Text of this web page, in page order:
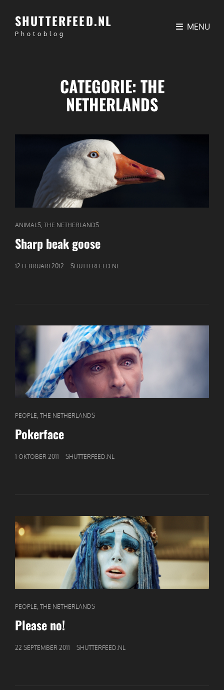
SHUTTERFEED.NL
Photoblog
MENU
CATEGORIE: THE
NETHERLANDS
CAT
LINKS
ANIMALS THE NETHERLANDS
Sharp beak goose
GEPUBLICEERD
12 FEBRUARI 2012 SHUTTERFEED.NL
CAT
LINKS
PEOPLE THE NETHERLANDS
Pokerface
GEPUBLICEERD
1 OKTOBER 2011 SHUTTERFEED.NL
CAT
LINKS
PEOPLE THE NETHERLANDS
Please no!
GEPUBLICEERD
22 SEPTEMBER 2011 SHUTTERFEED.NL